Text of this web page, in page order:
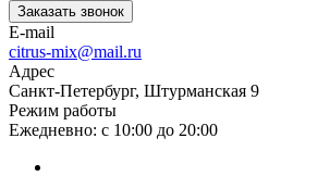
Заказать звонок
E-mail
citrus-mix@mail.ru
Адрес
Санкт-Петербург, Штурманская 9
Режим работы
Ежедневно: с 10:00 до 20:00